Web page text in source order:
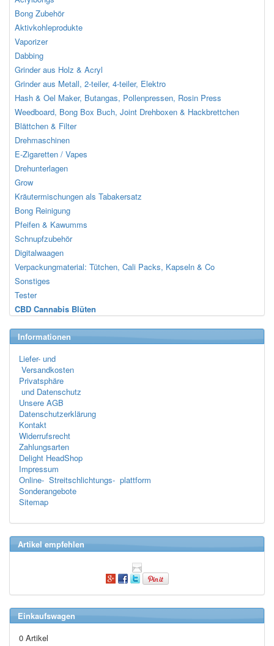
Bong Zubehör
Aktivkohleprodukte
Vaporizer
Dabbing
Grinder aus Holz & Acryl
Grinder aus Metall, 2-teiler, 4-teiler, Elektro
Hash & Oel Maker, Butangas, Pollenpressen, Rosin Press
Weedboard, Bong Box Buch, Joint Drehboxen & Hackbrettchen
Blättchen & Filter
Drehmaschinen
E-Zigaretten / Vapes
Drehunterlagen
Grow
Kräutermischungen als Tabakersatz
Bong Reinigung
Pfeifen & Kawumms
Schnupfzubehör
Digitalwaagen
Verpackungmaterial: Tütchen, Cali Packs, Kapseln & Co
Sonstiges
Tester
CBD Cannabis Blüten
Informationen
Liefer- und
Versandkosten
Privatsphäre
und Datenschutz
Unsere AGB
Datenschutzerklärung
Kontakt
Widerrufsrecht
Zahlungsarten
Delight HeadShop
Impressum
Online- Streitschlichtungs- plattform
Sonderangebote
Sitemap
Artikel empfehlen
Einkaufswagen
0 Artikel